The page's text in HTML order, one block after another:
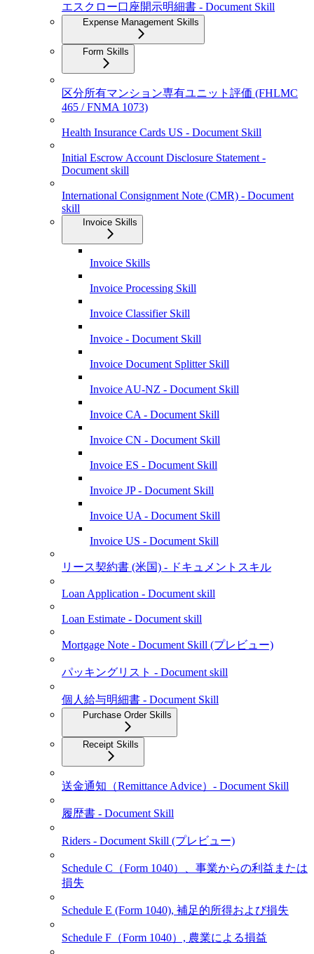
エスクロー口座開示明細書 - Document Skill
Expense Management Skills
Form Skills
区分所有マンション専有ユニット評価 (FHLMC
465 / FNMA 1073)
Health Insurance Cards US - Document Skill
Initial Escrow Account Disclosure Statement -
Document skill
International Consignment Note (CMR) - Document
skill
Invoice Skills
Invoice Skills
Invoice Processing Skill
Invoice Classifier Skill
Invoice - Document Skill
Invoice Document Splitter Skill
Invoice AU-NZ - Document Skill
Invoice CA - Document Skill
Invoice CN - Document Skill
Invoice ES - Document Skill
Invoice JP - Document Skill
Invoice UA - Document Skill
Invoice US - Document Skill
リース契約書 (米国) - ドキュメントスキル
Loan Application - Document skill
Loan Estimate - Document skill
Mortgage Note - Document Skill (プレビュー)
パッキングリスト - Document skill
個人給与明細書 - Document Skill
Purchase Order Skills
Receipt Skills
送金通知（Remittance Advice）- Document Skill
履歴書 - Document Skill
Riders - Document Skill (プレビュー)
Schedule C（Form 1040）、事業からの利益または
損失
Schedule E (Form 1040), 補足的所得および損失
Schedule F（Form 1040）, 農業による損益